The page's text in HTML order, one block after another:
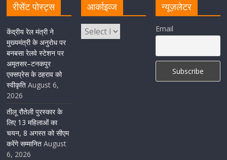
विकास योजनाओं का लोकार्पण-शिलान्यास
रीसेंट पोस्ट्स
केंद्रीय रेल मंत्री ने
मुख्यमंत्री के अनुरोध पर
बनबसा रेलवे स्टेशन पर
अमृतसर–टनकपुर
एक्सप्रेस के ठहराव को
स्वीकृति August 6,
2026
तीलू रौतेली पुरस्कार के
लिए 13 महिलाओं का
चयन, 8 अगस्त को सीएम
करेंगे सम्मानित August
6, 2026
आर्काइव्ज न्यूज़लेटर
Email